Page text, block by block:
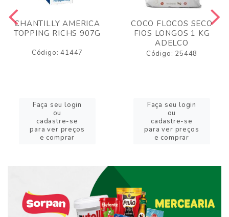
CHANTILLY AMERICA
TOPPING RICHS 907G
Código: 41447
Faça seu login
ou
cadastre-se
para ver preços
e comprar
COCO FLOCOS SECO
FIOS LONGOS 1 KG
ADELCO
Código: 25448
Faça seu login
ou
cadastre-se
para ver preços
e comprar